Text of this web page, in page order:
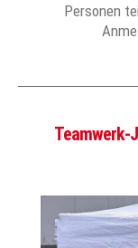
Personen
Teamwerk-